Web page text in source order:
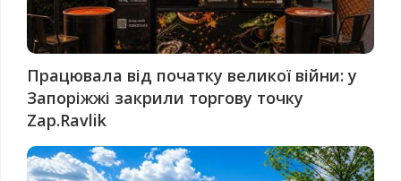
Працювала від початку великої війни: у
Запоріжжі закрили торгову точку
Zap.Ravlik